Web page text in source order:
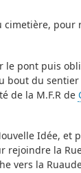
cimetière,
pont puis
du
de la M.F.R de
Idée, et
rejoindre la
vers la